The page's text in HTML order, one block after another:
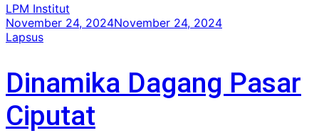
LPM Institut
November 24, 2024November 24, 2024
Lapsus
Dinamika Dagang Pasar
Ciputat